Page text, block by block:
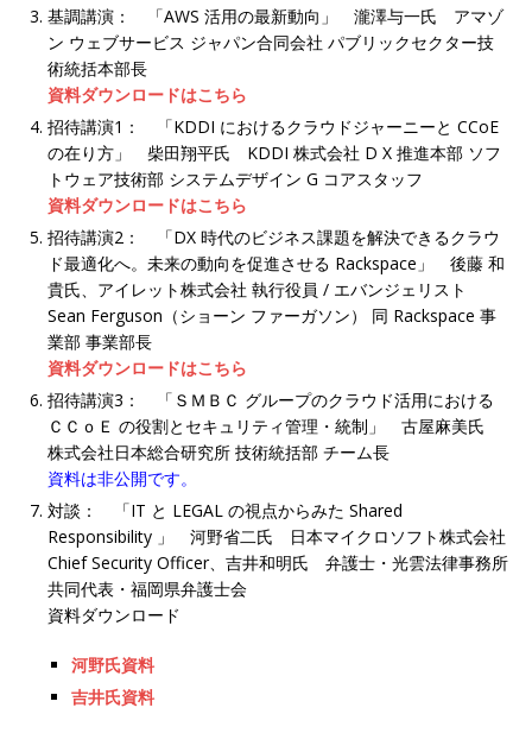
基調講演： 「AWS 活用の最新動向」 瀧澤与一氏 アマゾ
ン ウェブサービス ジャパン合同会社 パブリックセクター技
術統括本部長
資料ダウンロードはこちら
招待講演1： 「KDDI におけるクラウドジャーニーと CCoE
の在り方」 柴田翔平氏 KDDI 株式会社 D X 推進本部 ソフ
トウェア技術部 システムデザイン G コアスタッフ
資料ダウンロードはこちら
招待講演2： 「DX 時代のビジネス課題を解決できるクラウ
ド最適化へ。未来の動向を促進させる Rackspace」 後藤 和
貴氏、アイレット株式会社 執行役員 / エバンジェリスト
Sean Ferguson（ショーン ファーガソン） 同 Rackspace 事
業部 事業部長
資料ダウンロードはこちら
招待講演3： 「ＳＭＢＣ グループのクラウド活用における
ＣＣｏＥ の役割とセキュリティ管理・統制」 古屋麻美氏
株式会社日本総合研究所 技術統括部 チーム長
資料は非公開です。
対談： 「IT と LEGAL の視点からみた Shared
Responsibility 」 河野省二氏 日本マイクロソフト株式会社
Chief Security Officer、吉井和明氏 弁護士・光雲法律事務所
共同代表・福岡県弁護士会
資料ダウンロード
河野氏資料
吉井氏資料